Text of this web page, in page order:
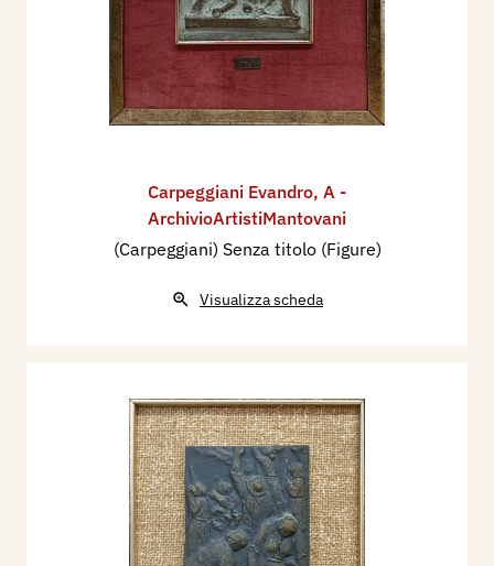
Carpeggiani Evandro, A -
ArchivioArtistiMantovani
(Carpeggiani) Senza titolo (Figure)
Visualizza scheda